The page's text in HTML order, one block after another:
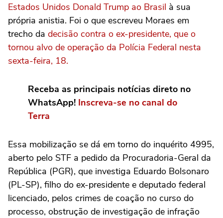
Estados Unidos Donald Trump ao Brasil à sua
própria anistia. Foi o que escreveu Moraes em
trecho da decisão contra o ex-presidente, que o
tornou alvo de operação da Polícia Federal nesta
sexta-feira, 18.
Receba as principais notícias direto no
WhatsApp! Inscreva-se no canal do
Terra
Essa mobilização se dá em torno do inquérito 4995,
aberto pelo STF a pedido da Procuradoria-Geral da
República (PGR), que investiga Eduardo Bolsonaro
(PL-SP), filho do ex-presidente e deputado federal
licenciado, pelos crimes de coação no curso do
processo, obstrução de investigação de infração